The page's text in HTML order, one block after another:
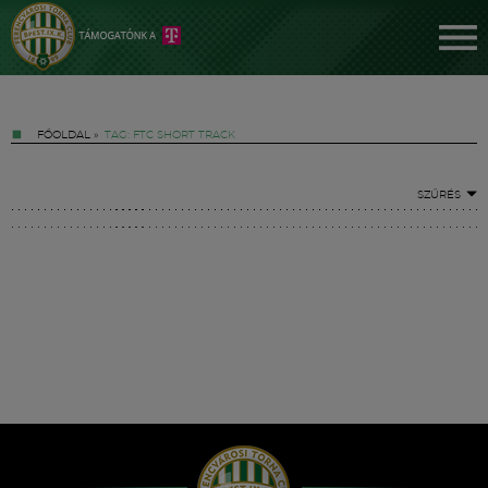
FŐOLDAL » TAG: FTC SHORT TRACK
SZŰRÉS
Hírek